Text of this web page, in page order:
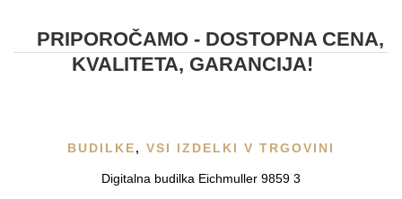
PRIPOROČAMO - DOSTOPNA CENA,
KVALITETA, GARANCIJA!
BUDILKE, VSI IZDELKI V TRGOVINI
Digitalna budilka Eichmuller 9859 3